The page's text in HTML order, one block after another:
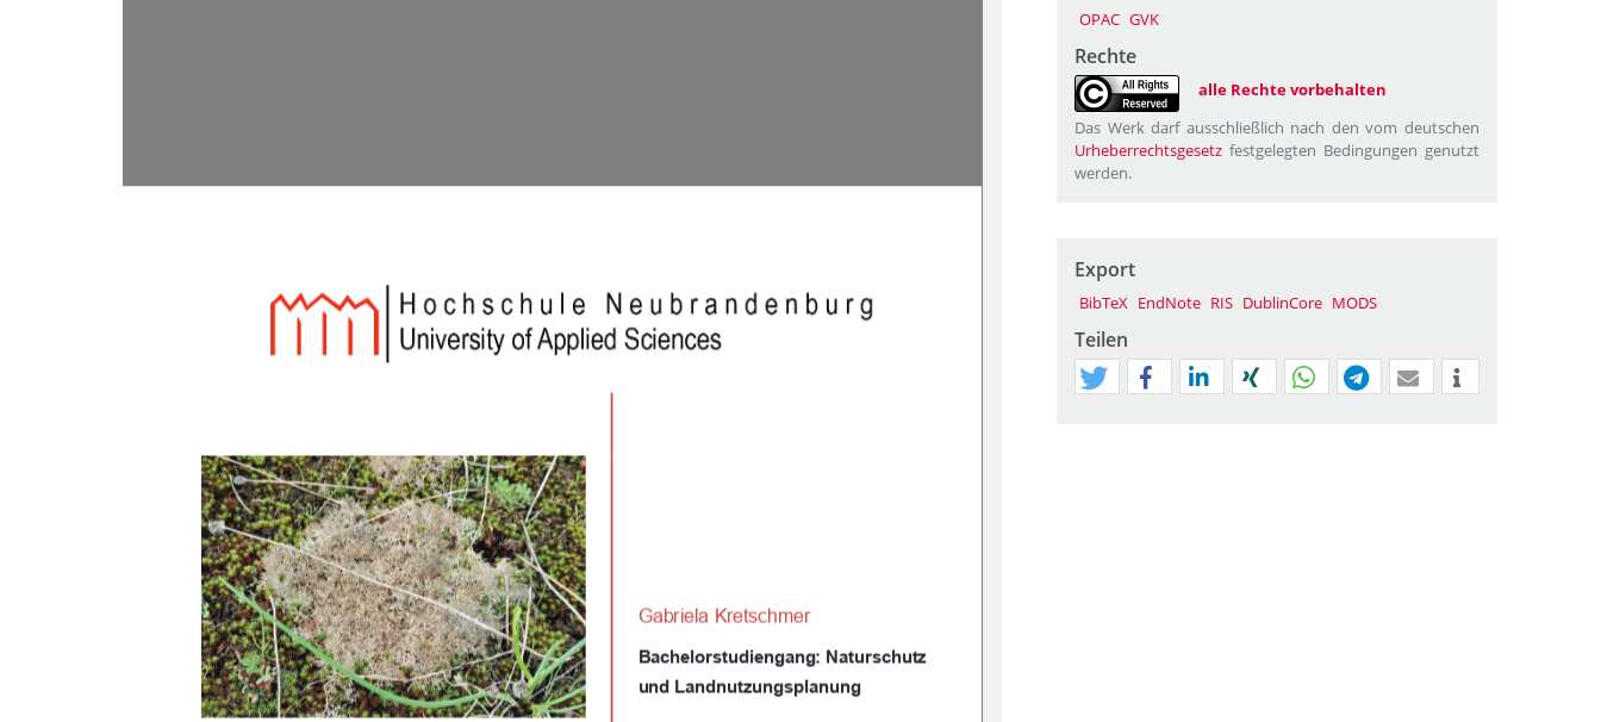
Gabriela Kretschmer
Bachelorstudiengang: Naturschutz
und Landnutzungsplanung
OPAC GVK
Rechte
alle Rechte vorbehalten
Das Werk darf ausschließlich nach den vom deutschen
Urheberrechtsgesetz festgelegten Bedingungen genutzt
werden.
Export
BibTeX EndNote RIS DublinCore MODS
Teilen